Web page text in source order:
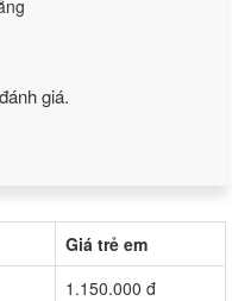
đánh giá.
Giá trẻ em
1.150.000 đ